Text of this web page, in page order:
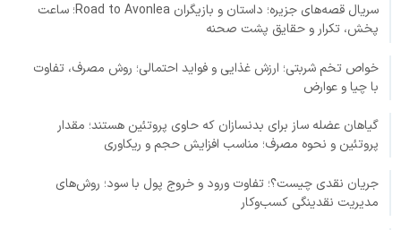
سریال قصه‌های جزیره؛ داستان و بازیگران Road to Avonlea؛ ساعت
پخش، تکرار و حقایق پشت صحنه
خواص تخم شربتی؛ ارزش غذایی و فواید احتمالی؛ روش مصرف، تفاوت
با چیا و عوارض
گیاهان عضله ساز برای بدنسازان که حاوی پروتئین هستند؛ مقدار
پروتئین و نحوه مصرف؛ مناسب افزایش حجم و ریکاوری
جریان نقدی چیست؟؛ تفاوت ورود و خروج پول با سود؛ روش‌های
مدیریت نقدینگی کسب‌وکار